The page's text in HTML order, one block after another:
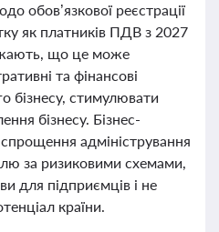
обов’язкової реєстрації
як платників ПДВ з 2027
що це може
та фінансові
бізнесу, стимулювати
бізнесу. Бізнес-
адміністрування
за ризиковими схемами,
для підприємців і не
країни.